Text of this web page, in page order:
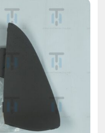
trong giỏ hàng